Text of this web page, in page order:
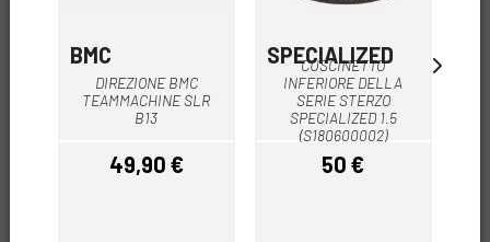
BMC
DIREZIONE BMC
TEAMMACHINE SLR
B13
Prezzo
49,90 €
SPECIALIZED
CUSCINETTO
INFERIORE DELLA
SERIE STERZO
SPECIALIZED 1.5
(S180600002)
Prezzo
50 €